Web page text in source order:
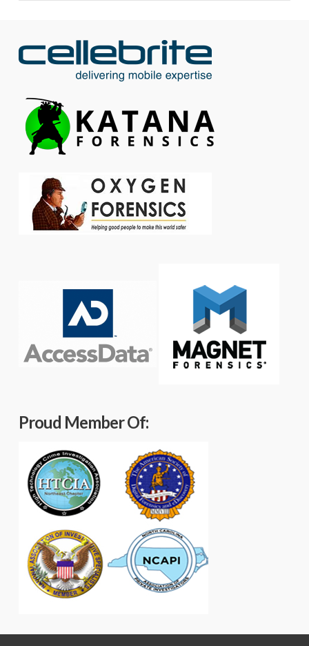
Proud Member Of: